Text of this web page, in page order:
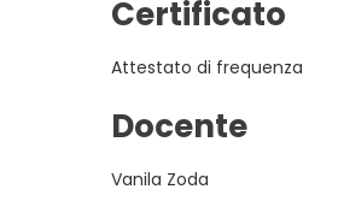
Certificato
Attestato di frequenza
Docente
Vanila Zoda